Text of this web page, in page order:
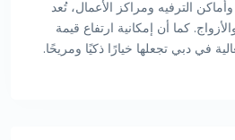
الترفيه ومراكز الأعمال، تُعد
كما أن إمكانية ارتفاع قيمة
في دبي تجعلها خيارًا ذكيًا ومريحًا.